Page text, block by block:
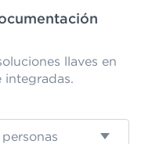
llaves en
integradas.